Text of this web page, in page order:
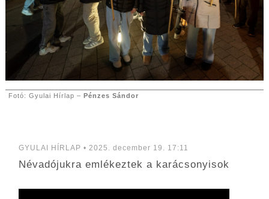
Fotó: Gyulai Hírlap – Pénzes Sándor
GYULAI HÍRLAP • 2025. december 19. 17:11
Névadójukra emlékeztek a karácsonyisok